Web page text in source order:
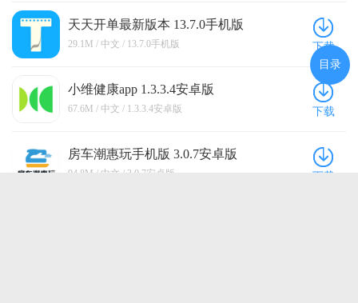
天天开单最新版本 13.7.0手机版
29.1M / 中文 / 13.7.0手机版 下载
小维健康app 1.3.3.4安卓版
67.6M / 中文 / 1.3.3.4安卓版 下载
房车潮惠玩手机版 3.0.7安卓版
94.8M / 中文 / 3.0.7安卓版 下载
目录